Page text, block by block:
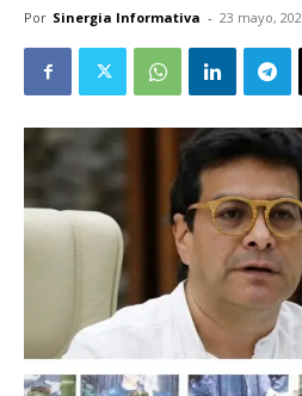
Por Sinergia Informativa - 23 mayo,